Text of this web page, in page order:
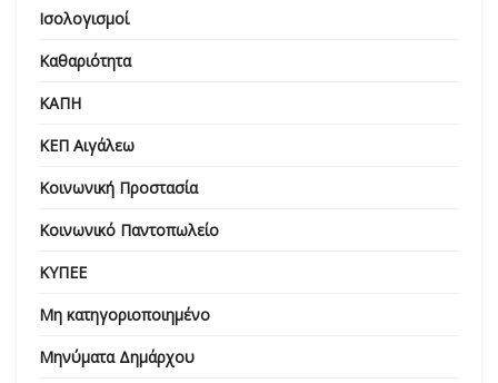
Ισολογισμοί
Καθαριότητα
ΚΑΠΗ
ΚΕΠ Αιγάλεω
Κοινωνική Προστασία
Κοινωνικό Παντοπωλείο
ΚΥΠΕΕ
Μη κατηγοριοποιημένο
Μηνύματα Δημάρχου